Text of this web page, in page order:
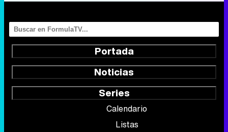
Portada
Noticias
Series
Calendario
Listas